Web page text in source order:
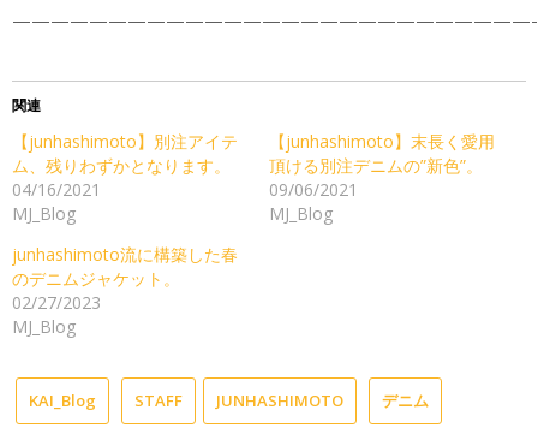
———————————————————————————-
関連
【junhashimoto】別注アイテ
ム、残りわずかとなります。
04/16/2021
MJ_Blog
【junhashimoto】末長く愛用
頂ける別注デニムの”新色”。
09/06/2021
MJ_Blog
junhashimoto流に構築した春
のデニムジャケット。
02/27/2023
MJ_Blog
KAI_Blog STAFF JUNHASHIMOTO デニム